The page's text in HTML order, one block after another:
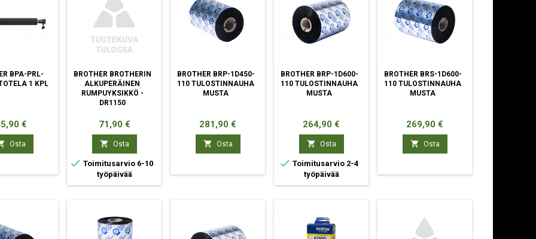
BPA-PRL-
1 KPL
€
Osta
BROTHER BROTHERIN
ALKUPERÄINEN
RUMPUYKSIKKÖ -
DR1150
Hinta
71,90 €
 Osta
 Toimitusarvio 6-10
työpäivää
BROTHER BRP-1D450-
110 TULOSTINNAUHA
MUSTA
Hinta
281,90 €
 Osta
BROTHER BRP-1D600-
110 TULOSTINNAUHA
MUSTA
Hinta
264,90 €
 Osta
 Toimitusarvio 2-4
työpäivää
BROTHER BRS-1D600-
110 TULOSTINNAUHA
MUSTA
Hinta
269,90 €
 Osta